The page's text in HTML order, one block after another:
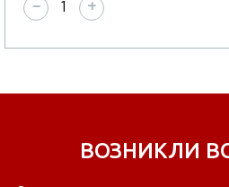
− +
ВОЗНИКЛИ